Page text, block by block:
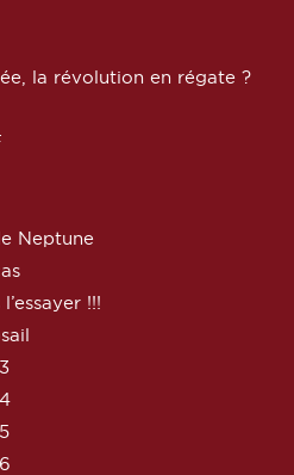
la révolution en régate ?
Neptune
!!!